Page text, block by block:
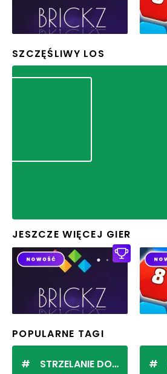
SZCZĘŚLIWY LOS
JESZCZE WIĘCEJ GIER
POPULARNE TAGI
STRZELANIE DO KULEK